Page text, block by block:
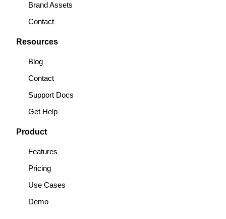
Brand Assets
Contact
Resources
Blog
Contact
Support Docs
Get Help
Product
Features
Pricing
Use Cases
Demo